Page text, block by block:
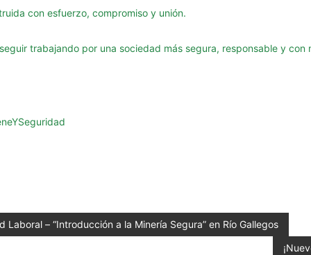
con esfuerzo, compromiso y unión.
trabajando por una sociedad más segura, responsable y
– “Introducción a la Minería Segura” en Río Gallegos